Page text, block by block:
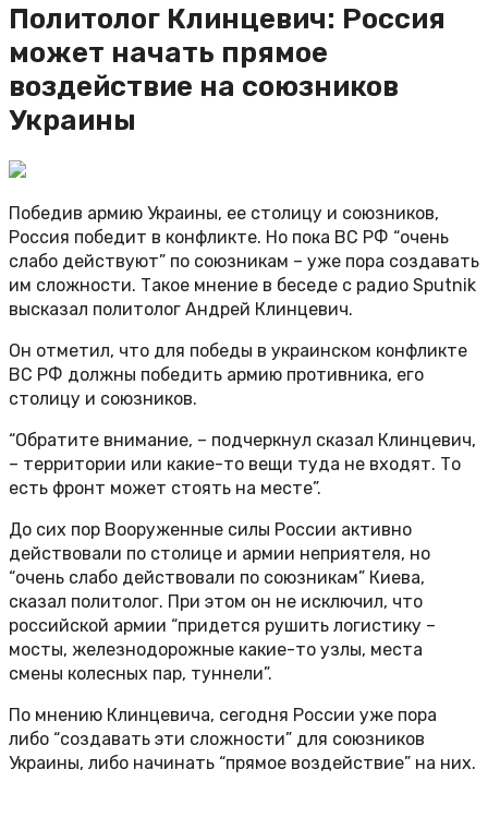
Политолог Клинцевич: Россия
может начать прямое
воздействие на союзников
Украины
Победив армию Украины, ее столицу и союзников,
Россия победит в конфликте. Но пока ВС РФ “очень
слабо действуют” по союзникам – уже пора создавать
им сложности. Такое мнение в беседе с радио Sputnik
высказал политолог Андрей Клинцевич.
Он отметил, что для победы в украинском конфликте
ВС РФ должны победить армию противника, его
столицу и союзников.
“Обратите внимание, – подчеркнул сказал Клинцевич,
– территории или какие-то вещи туда не входят. То
есть фронт может стоять на месте”.
До сих пор Вооруженные силы России активно
действовали по столице и армии неприятеля, но
“очень слабо действовали по союзникам” Киева,
сказал политолог. При этом он не исключил, что
российской армии “придется рушить логистику –
мосты, железнодорожные какие-то узлы, места
смены колесных пар, туннели”.
По мнению Клинцевича, сегодня России уже пора
либо “создавать эти сложности” для союзников
Украины, либо начинать “прямое воздействие” на них.